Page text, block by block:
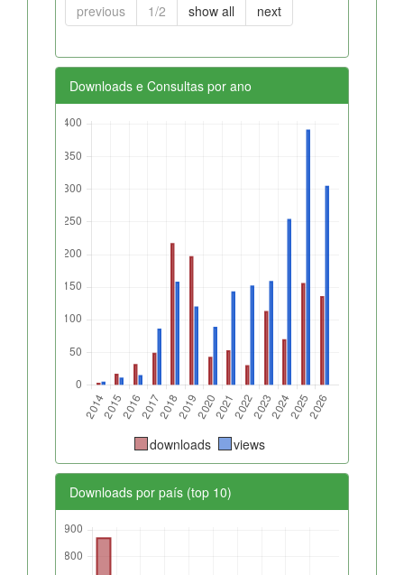
previous 1/2 show all next
Downloads e Consultas por ano
downloads views
Downloads por país (top 10)